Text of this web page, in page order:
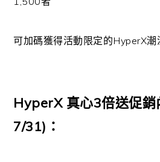
可加碼獲得活動限定的HyperX潮
HyperX 真心3倍送促銷
7/31) ：